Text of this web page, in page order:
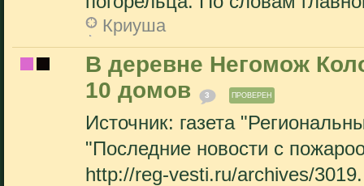
Криуша
В деревне Негомож
10 домов
3 ПРОВЕРЕН
Источник: газета
"Последние новости с
http://reg-vesti.ru/archives/